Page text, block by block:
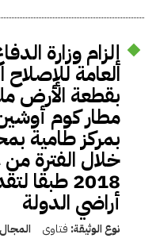
إلزام وزارة
العامة للإصلاح
بقطعة الأرض
مطار كوم
بمركز طامية
2018 طبقا
أراضي الدولة
نوع الوثيقة: فتاوى